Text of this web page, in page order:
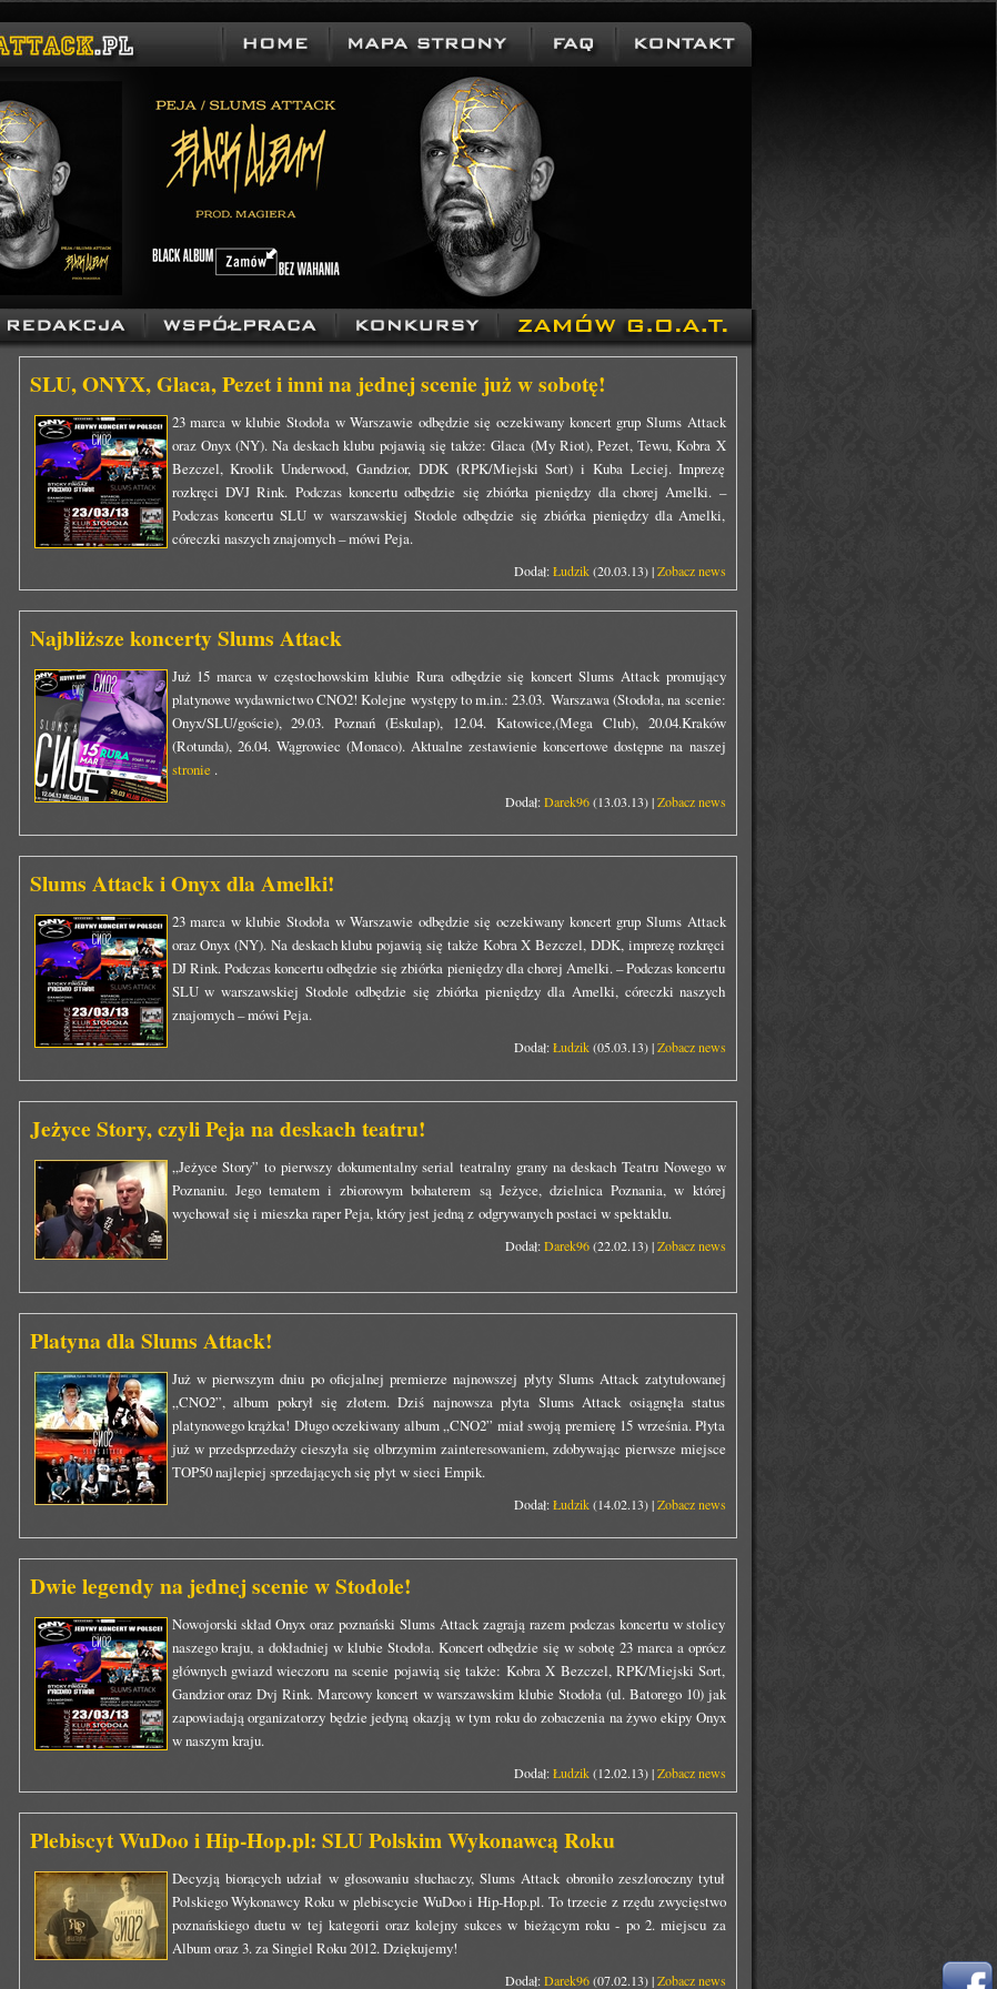
SLU, ONYX, Glaca, Pezet i inni na jednej scenie już w sobotę!
23 marca w klubie Stodoła w Warszawie odbędzie się oczekiwany koncert grup Slums Attack
oraz Onyx (NY). Na deskach klubu pojawią się także: Glaca (My Riot), Pezet, Tewu, Kobra X
Bezczel, Kroolik Underwood, Gandzior, DDK (RPK/Miejski Sort) i Kuba Leciej. Imprezę
rozkręci DVJ Rink. Podczas koncertu odbędzie się zbiórka pieniędzy dla chorej Amelki. –
Podczas koncertu SLU w warszawskiej Stodole odbędzie się zbiórka pieniędzy dla Amelki,
córeczki naszych znajomych – mówi Peja.
Dodał:Łudzik(20.03.13) |Zobacz news
Najbliższe koncerty Slums Attack
Już 15 marca w częstochowskim klubie Rura odbędzie się koncert Slums Attack promujący
platynowe wydawnictwo CNO2! Kolejne występy to m.in.: 23.03. Warszawa (Stodoła, na scenie:
Onyx/SLU/goście), 29.03. Poznań (Eskulap), 12.04. Katowice,(Mega Club), 20.04.Kraków
(Rotunda), 26.04. Wągrowiec (Monaco). Aktualne zestawienie koncertowe dostępne na naszej
stronie .
Dodał:Darek96(13.03.13) |Zobacz news
Slums Attack i Onyx dla Amelki!
23 marca w klubie Stodoła w Warszawie odbędzie się oczekiwany koncert grup Slums Attack
oraz Onyx (NY). Na deskach klubu pojawią się także Kobra X Bezczel, DDK, imprezę rozkręci
DJ Rink. Podczas koncertu odbędzie się zbiórka pieniędzy dla chorej Amelki. – Podczas koncertu
SLU w warszawskiej Stodole odbędzie się zbiórka pieniędzy dla Amelki, córeczki naszych
znajomych – mówi Peja.
Dodał:Łudzik(05.03.13) |Zobacz news
Jeżyce Story, czyli Peja na deskach teatru!
„Jeżyce Story” to pierwszy dokumentalny serial teatralny grany na deskach Teatru Nowego w
Poznaniu. Jego tematem i zbiorowym bohaterem są Jeżyce, dzielnica Poznania, w której
wychował się i mieszka raper Peja, który jest jedną z odgrywanych postaci w spektaklu.
Dodał:Darek96(22.02.13) |Zobacz news
Platyna dla Slums Attack!
Już w pierwszym dniu po oficjalnej premierze najnowszej płyty Slums Attack zatytułowanej
„CNO2”, album pokrył się złotem. Dziś najnowsza płyta Slums Attack osiągnęła status
platynowego krążka! Długo oczekiwany album „CNO2” miał swoją premierę 15 września. Płyta
już w przedsprzedaży cieszyła się olbrzymim zainteresowaniem, zdobywając pierwsze miejsce
TOP50 najlepiej sprzedających się płyt w sieci Empik.
Dodał:Łudzik(14.02.13) |Zobacz news
Dwie legendy na jednej scenie w Stodole!
Nowojorski skład Onyx oraz poznański Slums Attack zagrają razem podczas koncertu w stolicy
naszego kraju, a dokładniej w klubie Stodoła. Koncert odbędzie się w sobotę 23 marca a oprócz
głównych gwiazd wieczoru na scenie pojawią się także: Kobra X Bezczel, RPK/Miejski Sort,
Gandzior oraz Dvj Rink. Marcowy koncert w warszawskim klubie Stodoła (ul. Batorego 10) jak
zapowiadają organizatorzy będzie jedyną okazją w tym roku do zobaczenia na żywo ekipy Onyx
w naszym kraju.
Dodał:Łudzik(12.02.13) |Zobacz news
Plebiscyt WuDoo i Hip-Hop.pl: SLU Polskim Wykonawcą Roku
Decyzją biorących udział w głosowaniu słuchaczy, Slums Attack obroniło zeszłoroczny tytuł
Polskiego Wykonawcy Roku w plebiscycie WuDoo i Hip-Hop.pl. To trzecie z rzędu zwycięstwo
poznańskiego duetu w tej kategorii oraz kolejny sukces w bieżącym roku - po 2. miejscu za
Album oraz 3. za Singiel Roku 2012. Dziękujemy!
Dodał:Darek96(07.02.13) |Zobacz news